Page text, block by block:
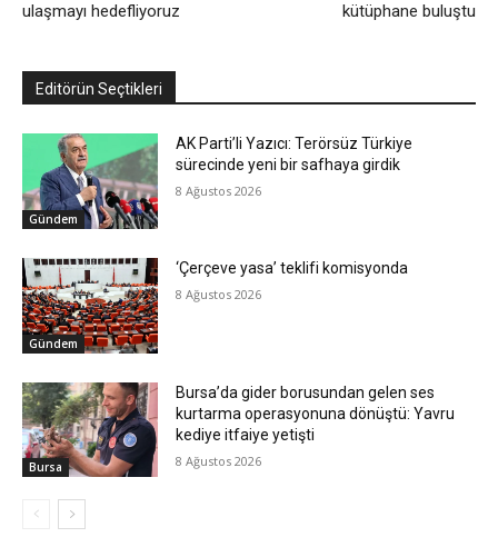
ulaşmayı hedefliyoruz
kütüphane buluştu
Editörün Seçtikleri
Gündem
AK Parti’li Yazıcı: Terörsüz Türkiye
sürecinde yeni bir safhaya girdik
8 Ağustos 2026
Gündem
‘Çerçeve yasa’ teklifi komisyonda
8 Ağustos 2026
Bursa
Bursa’da gider borusundan gelen ses
kurtarma operasyonuna dönüştü: Yavru
kediye itfaiye yetişti
8 Ağustos 2026